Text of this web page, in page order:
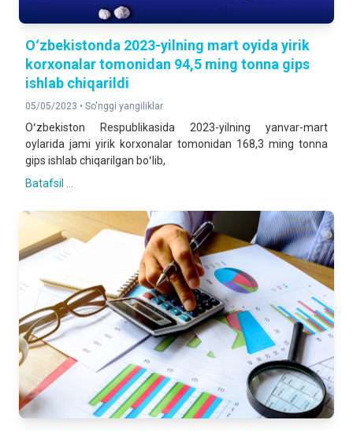
Oʻzbekistonda 2023-yilning mart oyida yirik
korxonalar tomonidan 94,5 ming tonna gips
ishlab chiqarildi
05/05/2023 • So'nggi yangiliklar
Oʻzbekiston Respublikasida 2023-yilning yanvar-mart
oylarida jami yirik korxonalar tomonidan 168,3 ming tonna
gips ishlab chiqarilgan boʻlib,
Batafsil ...